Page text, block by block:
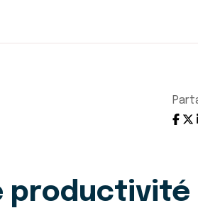
productivité